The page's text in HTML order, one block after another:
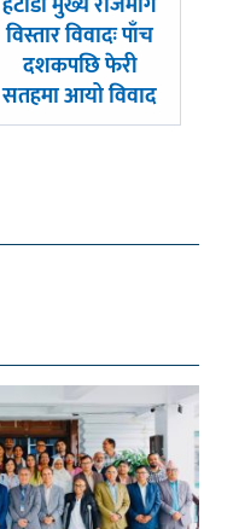
-विस्तार विवादः पाँच
दशकपछि फेरी
सतहमा आयो विवाद